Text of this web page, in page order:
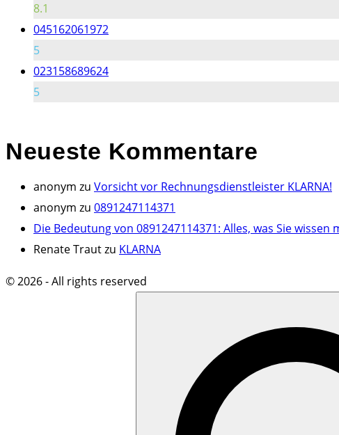
8.1
045162061972
5
023158689624
5
Neueste Kommentare
anonym zu Vorsicht vor Rechnungsdienstleister KLARNA!
anonym zu 0891247114371
Die Bedeutung von 0891247114371: Alles, was Sie wissen
Renate Trautzu KLARNA
©2026- All rights reserved